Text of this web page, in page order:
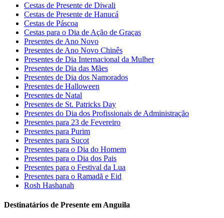
Cestas de Presente de Diwali
Cestas de Presente de Hanucá
Cestas de Páscoa
Cestas para o Dia de Ação de Graças
Presentes de Ano Novo
Presentes de Ano Novo Chinês
Presentes de Dia Internacional da Mulher
Presentes de Dia das Mães
Presentes de Dia dos Namorados
Presentes de Halloween
Presentes de Natal
Presentes de St. Patricks Day
Presentes do Dia dos Profissionais de Administração
Presentes para 23 de Fevereiro
Presentes para Purim
Presentes para Sucot
Presentes para o Dia do Homem
Presentes para o Dia dos Pais
Presentes para o Festival da Lua
Presentes para o Ramadã e Eid
Rosh Hashanah
Destinatários de Presente em Anguila